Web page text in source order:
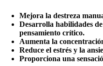
Mejora la destreza
Desarrolla habilidades
pensamiento crítico.
Aumenta la
Reduce el estrés y la
Proporciona una